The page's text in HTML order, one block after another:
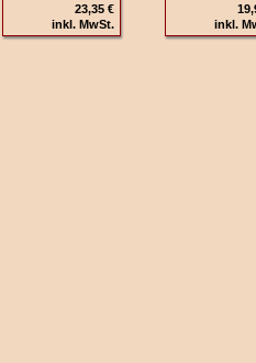
23,35 €
inkl. MwSt.
inkl.